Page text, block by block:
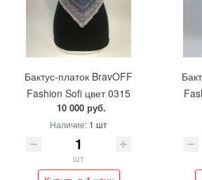
Бактус-платок BravOFF
Fashion Sofi цвет 0315
10 000 руб.
Наличие: 1 шт
шт